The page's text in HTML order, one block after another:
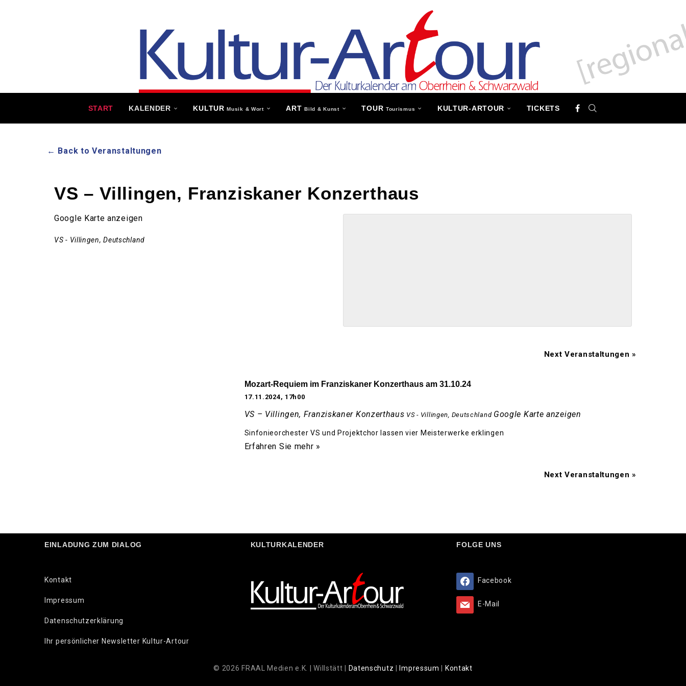
START KALENDER KULTURMusik & Wort ARTBild & Kunst TOUR Tourismus KULTUR-ARTOUR TICKETS
← Back to Veranstaltungen
VS – Villingen, Franziskaner Konzerthaus
Google Karte anzeigen
VS - Villingen, Deutschland
Next Veranstaltungen»
Mozart-Requiem im Franziskaner Konzerthaus am 31.10.24
17.11.2024, 17h00
VS – Villingen, Franziskaner Konzerthaus VS - Villingen Deutschland Google Karte anzeigen
Sinfonieorchester VS und Projektchor lassen vier Meisterwerke erklingen
Erfahren Sie mehr »
Next Veranstaltungen»
EINLADUNG ZUM DIALOG
Kontakt
Impressum
Datenschutzerklärung
Ihr persönlicher Newsletter Kultur-Artour
KULTURKALENDER FOLGE UNS
Facebook
E-Mail
© 2026 FRAAL Medien e.K. | Willstätt | Datenschutz |Impressum| Kontakt